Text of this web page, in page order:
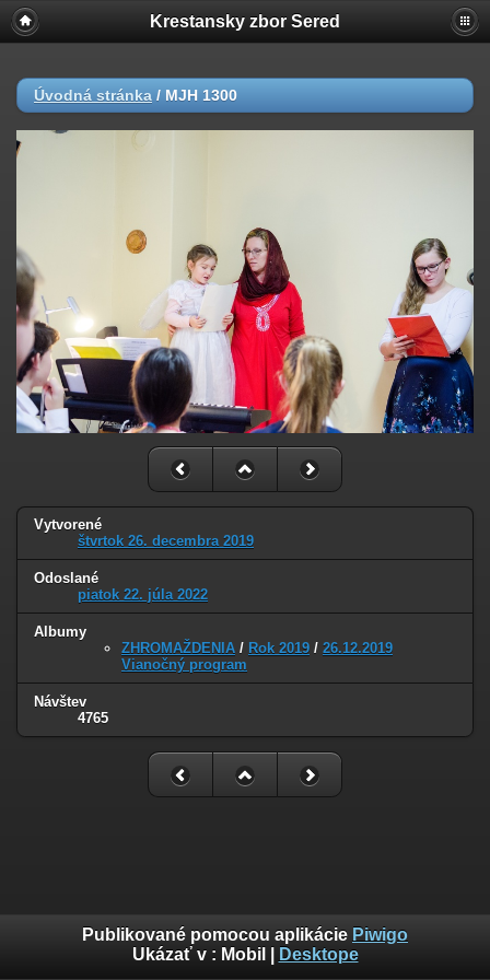
Krestansky zbor Sered
Úvodná stránka / MJH 1300
Vytvorené
štvrtok 26. decembra 2019
Odoslané
piatok 22. júla 2022
Albumy
ZHROMAŽDENIA / Rok 2019 / 26.12.2019
Vianočný program
Návštev
4765
Publikované pomocou aplikácie Piwigo
Ukázať v : Mobil Desktope